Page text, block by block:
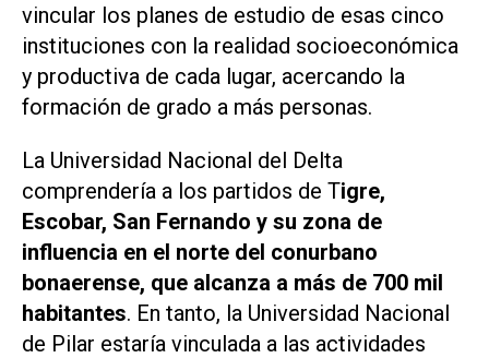
vincular los planes de estudio de esas cinco
instituciones con la realidad socioeconómica
y productiva de cada lugar, acercando la
formación de grado a más personas.
La Universidad Nacional del Delta
comprendería a los partidos de Tigre,
Escobar, San Fernando y su zona de
influencia en el norte del conurbano
bonaerense, que alcanza a más de 700 mil
habitantes. En tanto, la Universidad Nacional
de Pilar estaría vinculada a las actividades